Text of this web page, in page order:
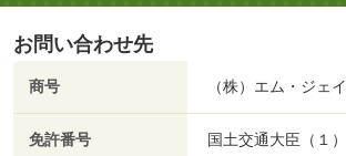
お問い合わせ先
商号 （株）エム・ジェ
免許番号 国土交通大臣（１